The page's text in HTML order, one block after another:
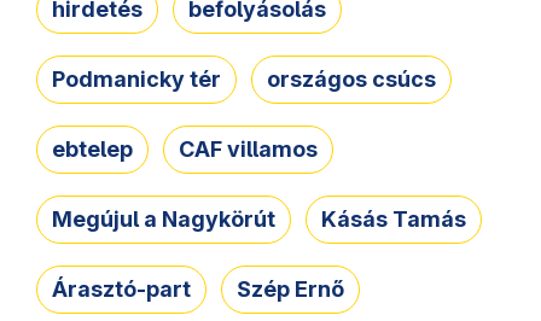
hirdetés befolyásolás
Podmanicky tér országos csúcs
ebtelep CAF villamos
Megújul a Nagykörút Kásás Tamás
Árasztó-part Szép Ernő